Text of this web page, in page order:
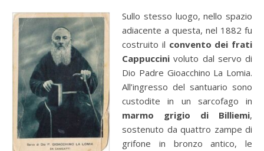
Sullo stesso luogo, nello spazio
adiacente a questa, nel 1882 fu
costruito il convento dei frati
Cappuccini voluto dal servo di
Dio Padre Gioacchino La Lomia.
All’ingresso del santuario sono
custodite in un sarcofago in
marmo grigio di Billiemi,
sostenuto da quattro zampe di
grifone in bronzo antico, le